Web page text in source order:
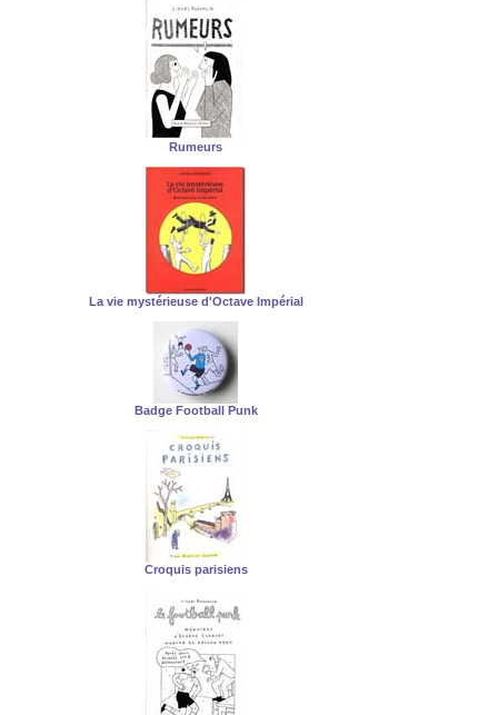
Rumeurs
La vie mystérieuse d'Octave Impérial
Badge Football Punk
Croquis parisiens